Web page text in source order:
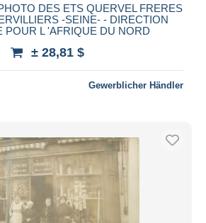
DES ETS QUERVEL FRERES
-SEINE- - DIRECTION
POUR L 'AFRIQUE DU NORD
± 28,81 $
Gewerblicher Händler